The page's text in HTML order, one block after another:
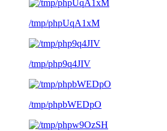
/tmp/phpUqA1xM
/tmp/php9q4JIV
/tmp/phpbWEDpO